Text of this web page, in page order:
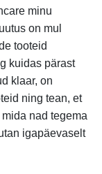
minu
on mul
tooteid
kuidas pärast
klaar, on
ning tean, et
nad tegema
igapäevaselt